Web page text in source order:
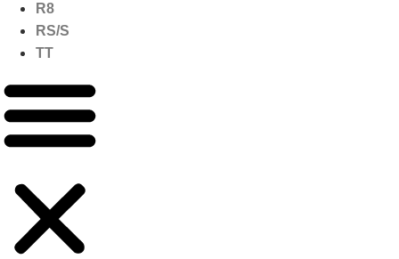
R8
RS/S
TT